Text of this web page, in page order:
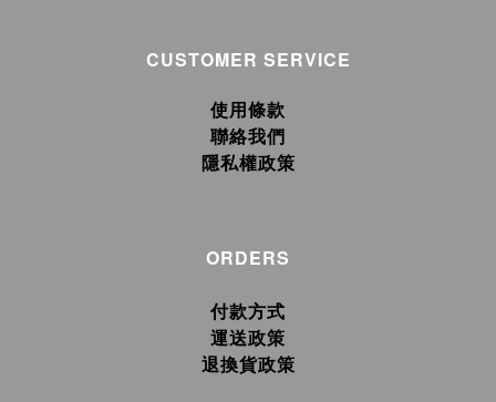
CUSTOMER SERVICE
使用條款
聯絡我們
隱私權政策
ORDERS
付款方式
運送政策
退換貨政策